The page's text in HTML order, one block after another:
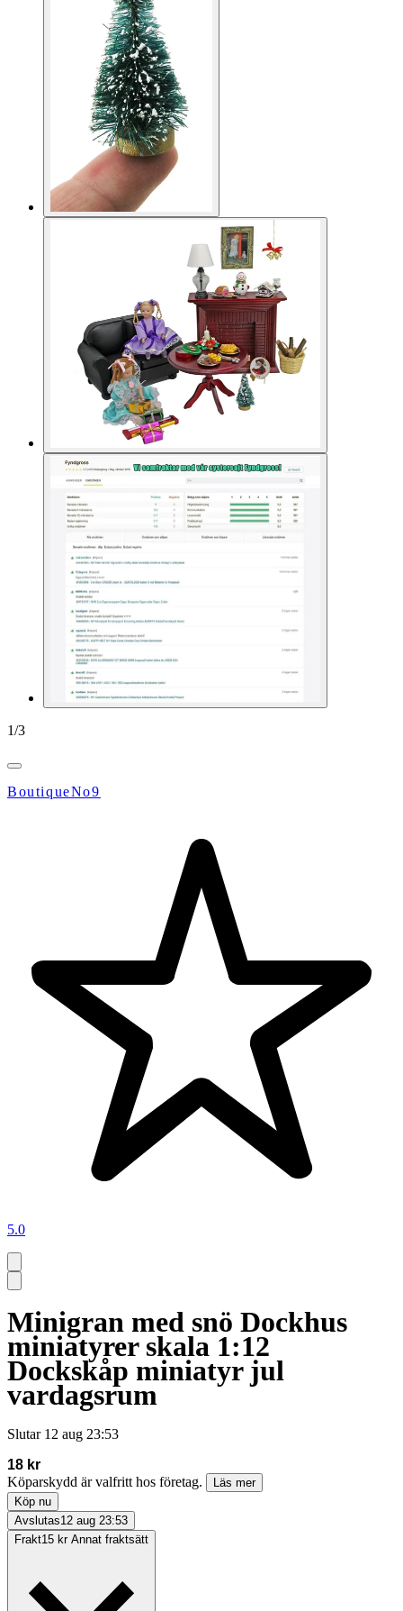
1/3
BoutiqueNo9
5.0
Minigran med snö Dockhus
miniatyrer skala 1:12
Dockskåp miniatyr jul
vardagsrum
Slutar 12 aug 23:53
18 kr
Köparskydd är valfritt hos företag.
Läs mer
Köp nu
Avslutas12 aug 23:53
Frakt15 kr Annat fraktsätt